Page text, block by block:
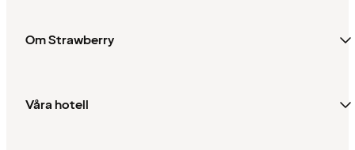
Om Strawberry
Våra hotell